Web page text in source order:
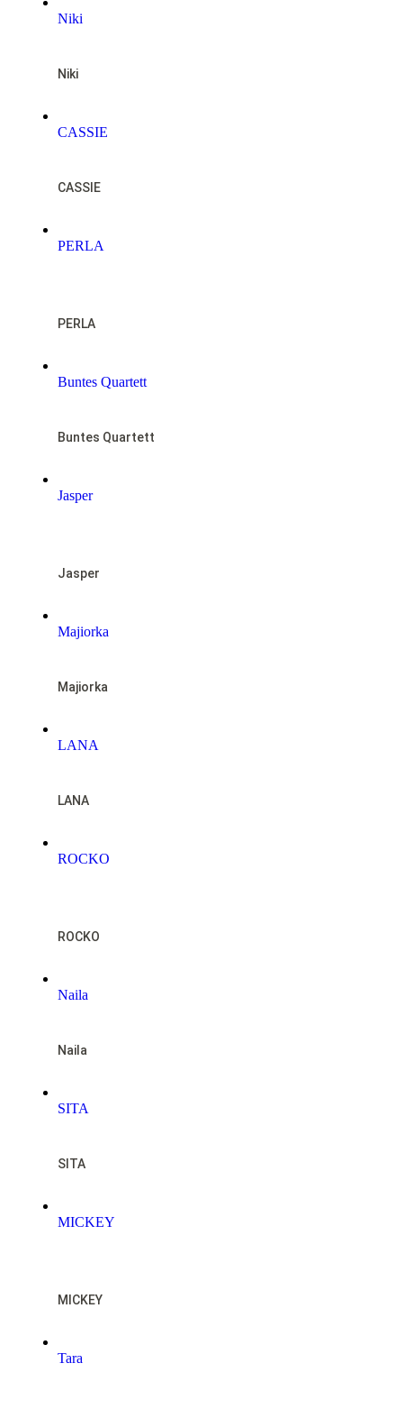
Niki
Niki
CASSIE
CASSIE
PERLA
PERLA
Buntes Quartett
Buntes Quartett
Jasper
Jasper
Majiorka
Majiorka
LANA
LANA
ROCKO
ROCKO
Naila
Naila
SITA
SITA
MICKEY
MICKEY
Tara